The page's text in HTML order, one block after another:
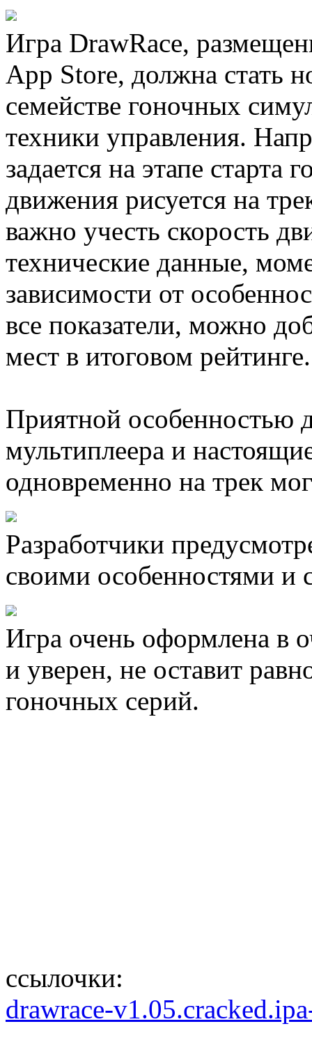
Игра DrawRace,
App Store, должна стать
семействе гоночных
техники управления.
задается на этапе старта
движения рисуется на
важно учесть скорость
технические данные,
зависимости от
все показатели, можно
мест в итоговом рейтинге.
Приятной особенностью
мультиплеера и
одновременно на трек
Разработчики
своими особенностями и
Игра очень оформлена в
и уверен, не оставит
гоночных серий.
ссылочки:
drawrace-